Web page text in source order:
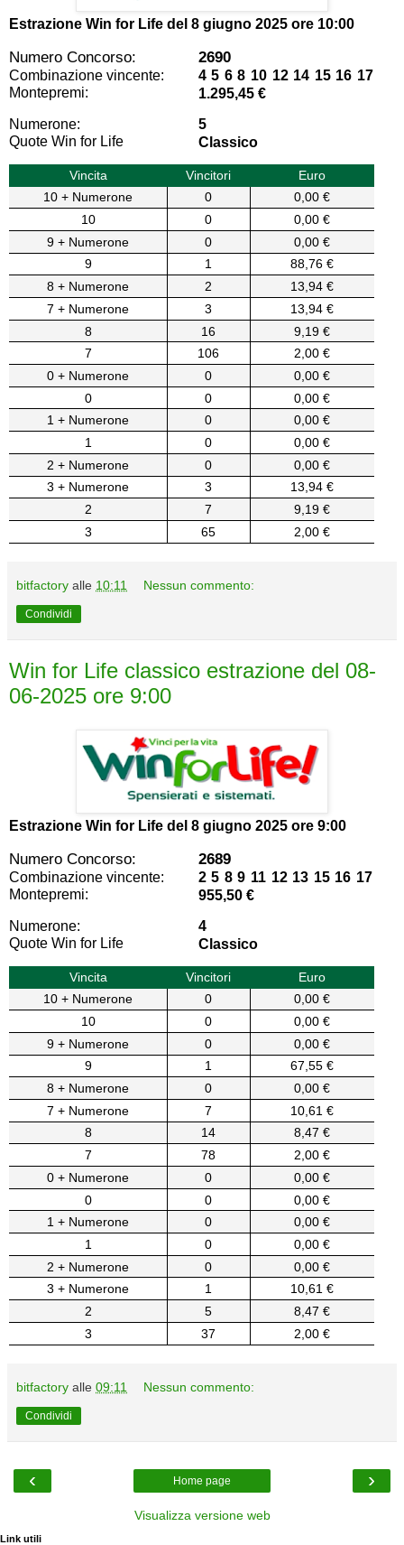
Estrazione Win for Life del 8 giugno 2025 ore 10:00
Numero Concorso: 2690
Combinazione vincente:
4 5 6 8 10 12 14 15 16 17
Montepremi:
1.295,45 €
Numerone:
5
Quote Win for Life
Classico
Vincita Vincitori
Euro
10 + Numerone
0
0,00 €
10
0
0,00 €
9 + Numerone
0
0,00 €
9
1
88,76 €
8 + Numerone
2
13,94 €
7 + Numerone
3
13,94 €
8
16
9,19 €
7
106
2,00 €
0 + Numerone
0
0,00 €
0
0
0,00 €
1 + Numerone
0
0,00 €
1
0
0,00 €
2 + Numerone
0
0,00 €
3 + Numerone
3
13,94 €
2
7
9,19 €
3
65 2,00 €
bitfactory alle 10:11 Nessun commento:
Condividi
Win for Life classico estrazione del 08-
06-2025 ore 9:00
Estrazione Win for Life del 8 giugno 2025 ore 9:00
Numero Concorso: 2689
Combinazione vincente:
2 5 8 9 11 12 13 15 16 17
Montepremi:
955,50 €
Numerone:
4
Quote Win for Life
Classico
Vincita Vincitori
Euro
10 + Numerone
0
0,00 €
10
0
0,00 €
9 + Numerone
0
0,00 €
9
1
67,55 €
8 + Numerone
0
0,00 €
7 + Numerone
7
10,61 €
8
14
8,47 €
7
78
2,00 €
0 + Numerone
0
0,00 €
0
0
0,00 €
1 + Numerone
0
0,00 €
1
0
0,00 €
2 + Numerone
0
0,00 €
3 + Numerone
1
10,61 €
2
5
8,47 €
3
37 2,00 €
bitfactory alle 09:11 Nessun commento:
Condividi
‹ ›
Home page
Visualizza versione web
Link utili